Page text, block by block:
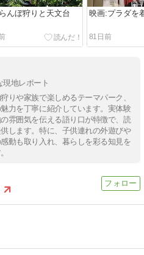
んぼ狩りと天文台 映画:プラダを
81日前
現地レポート
りや家族で楽しめるテーマパーク、
力を丁寧に紹介しています。実体験
雰囲気を伝える語り口が特徴で、読
します。特に、子供連れの外遊びや
動も取り入れ、暮らしを彩る知見を